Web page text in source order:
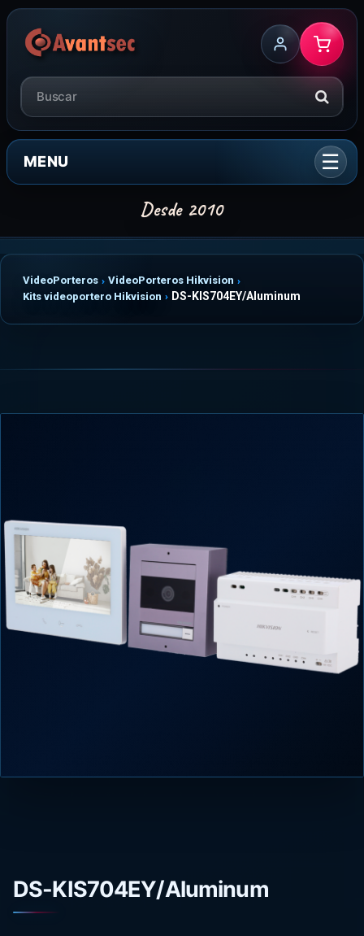
MENU
VideoPorteros
VideoPorteros Hikvision
Kits videoportero Hikvision
DS-KIS704EY/Aluminum
DS-KIS704EY/Aluminum